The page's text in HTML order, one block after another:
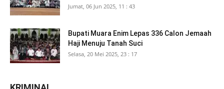
Jumat, 06 Jun 2025, 11 : 43
Bupati Muara Enim Lepas 336 Calon Jemaah
Haji Menuju Tanah Suci
Selasa, 20 Mei 2025, 23 : 17